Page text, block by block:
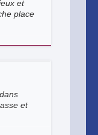
et
place
et